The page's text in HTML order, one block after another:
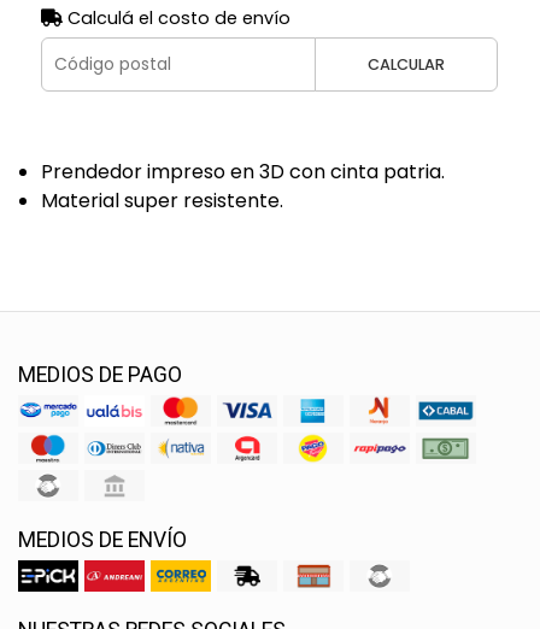
Calculá el costo de envío
CALCULAR
Prendedor impreso en 3D con cinta patria.
Material super resistente.
MEDIOS DE PAGO
MEDIOS DE ENVÍO